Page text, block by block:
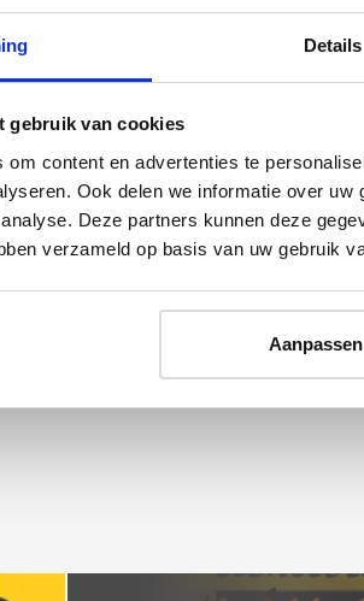
Details
gebruik van cookies
om content en advertenties te
Ook delen we informatie over
Deze partners kunnen deze
verzameld op basis van uw gebruik
Aanpassen
betalen en
vlot en volledig
Het artikel is zeer
veel sfeer, het is
Wij hadden
met totaal
kappen. Dit
verpakt